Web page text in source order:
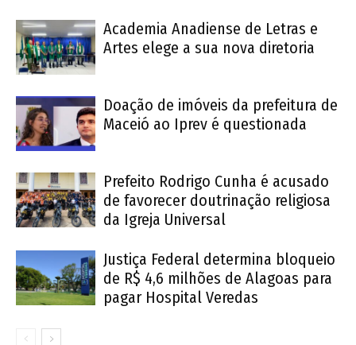
Academia Anadiense de Letras e
Artes elege a sua nova diretoria
Doação de imóveis da prefeitura de
Maceió ao Iprev é questionada
Prefeito Rodrigo Cunha é acusado
de favorecer doutrinação religiosa
da Igreja Universal
Justiça Federal determina bloqueio
de R$ 4,6 milhões de Alagoas para
pagar Hospital Veredas